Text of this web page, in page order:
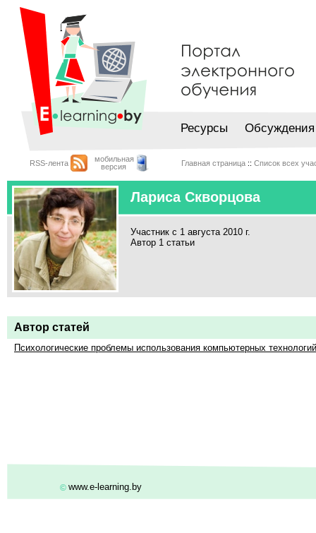
Ресурсы Обсуждения
RSS-лента
мобильная
версия
Главная страница :: Список всех
Лариса Скворцова
Участник с 1 августа 2010 г.
Автор 1 статьи
Автор статей
Психологические проблемы использования компьютерных технологий
© www.e-learning.by